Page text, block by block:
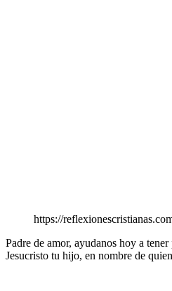
https://
Padre de amor, ayudanos hoy a
Jesucristo tu hijo, en nombre de